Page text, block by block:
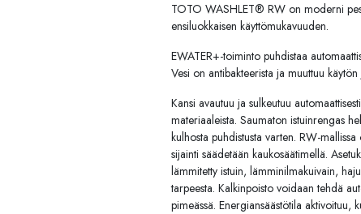
TOTO WASHLET® RW on moderni
ensiluokkaisen käyttömukavuuden.
EWATER+-toiminto puhdistaa
Vesi on antibakteerista ja muuttuu
Kansi avautuu ja sulkeutuu
materiaaleista. Saumaton istuinrengas
kulhosta puhdistusta varten. RW-
sijainti säädetään kaukosäätimellä.
lämmitetty istuin, lämminilmakuivain,
tarpeesta. Kalkinpoisto voidaan tehdä
pimeässä. Energiansäästötila aktivoituu,